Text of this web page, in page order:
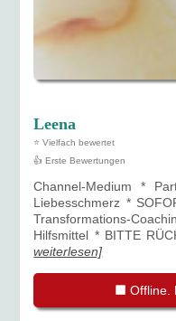
Leena
⭐ Vielfach bewertet
👍 Erste Bewertungen
Channel-Medium *
Liebesschmerz *
Transformations-
Hilfsmittel * BITTE
weiterlesen]
Offline.